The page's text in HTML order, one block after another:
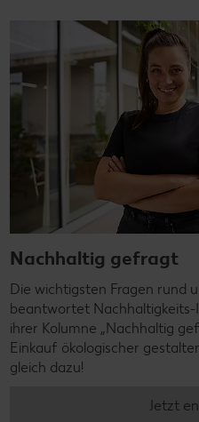
Nachhaltig gefragt
Die wichtigsten Fragen rund
beantwortet
ihrer Kolumne „Nachhaltig
Einkauf ökologischer
gleich dazu!
Jetzt